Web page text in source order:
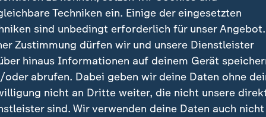
sich Zähne an starker
Temperaturen in Foxborough begann die DFB-
Techniken ein. Einige der eingesetzten
sind unbedingt erforderlich für unser
Zustimmung dürfen wir und unsere Dienstleister
hinaus Informationen auf deinem Gerät
oder abrufen. Dabei geben wir deine Daten ohne
nicht an Dritte weiter, die nicht unsere
sind. Wir verwenden deine Daten auch nicht